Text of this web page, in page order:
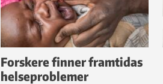
Forskere finner framtidas
helseproblemer